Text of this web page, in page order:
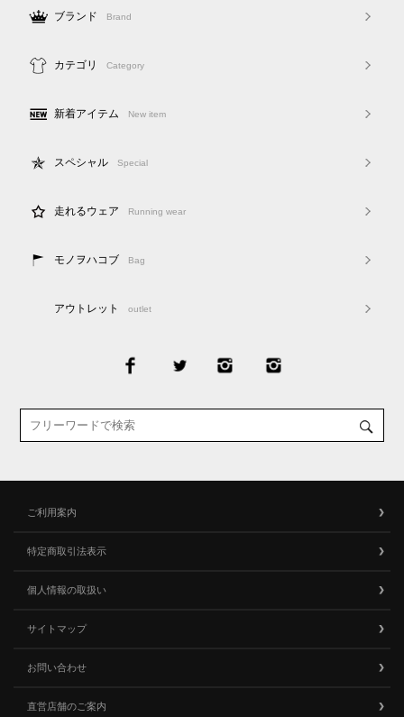
ブランド Brand
カテゴリ Category
新着アイテム New item
スペシャル Special
走れるウェア Running wear
モノヲハコブ Bag
アウトレット outlet
ご利用案内
特定商取引法表示
個人情報の取扱い
サイトマップ
お問い合わせ
直営店舗のご案内